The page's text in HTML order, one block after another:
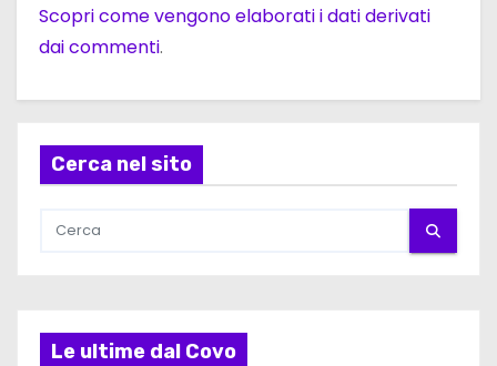
Scopri come vengono elaborati i dati derivati
dai commenti.
Cerca nel sito
Le ultime dal Covo